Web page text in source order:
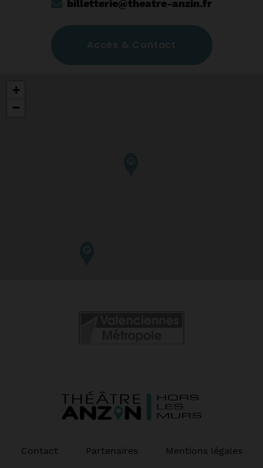
billetterie@theatre-anzin.fr
Accès & Contact
+
−
Contact Partenaires Mentions légales